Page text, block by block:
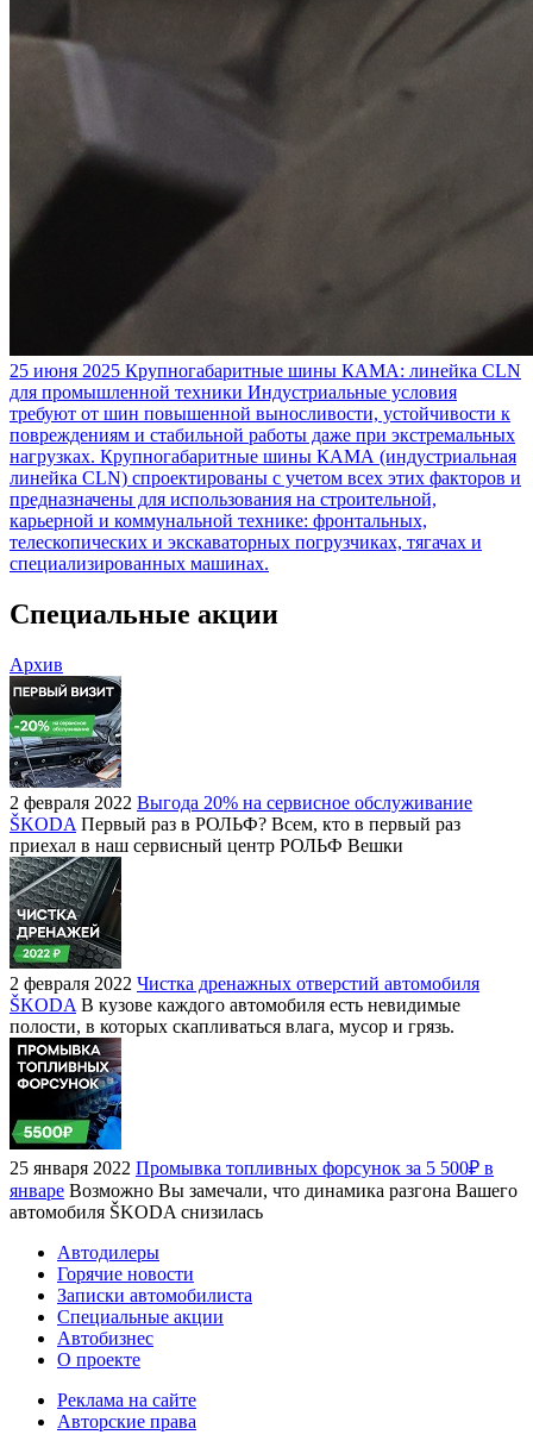
25 июня 2025 Крупногабаритные шины КАМА: линейка CLN
для промышленной техники Индустриальные условия
требуют от шин повышенной выносливости, устойчивости к
повреждениям и стабильной работы даже при экстремальных
нагрузках. Крупногабаритные шины КАМА (индустриальная
линейка CLN) спроектированы с учетом всех этих факторов и
предназначены для использования на строительной,
карьерной и коммунальной технике: фронтальных,
телескопических и экскаваторных погрузчиках, тягачах и
специализированных машинах.
Специальные акции
Архив
2 февраля 2022 Выгода 20% на сервисное обслуживание
ŠKODA Первый раз в РОЛЬФ? Всем, кто в первый раз
приехал в наш сервисный центр РОЛЬФ Вешки
2 февраля 2022 Чистка дренажных отверстий автомобиля
ŠKODA В кузове каждого автомобиля есть невидимые
полости, в которых скапливаться влага, мусор и грязь.
25 января 2022 Промывка топливных форсунок за 5 500₽ в
январе Возможно Вы замечали, что динамика разгона Вашего
автомобиля ŠKODA снизилась
Автодилеры
Горячие новости
Записки автомобилиста
Специальные акции
Автобизнес
О проекте
Реклама на сайте
Авторские права